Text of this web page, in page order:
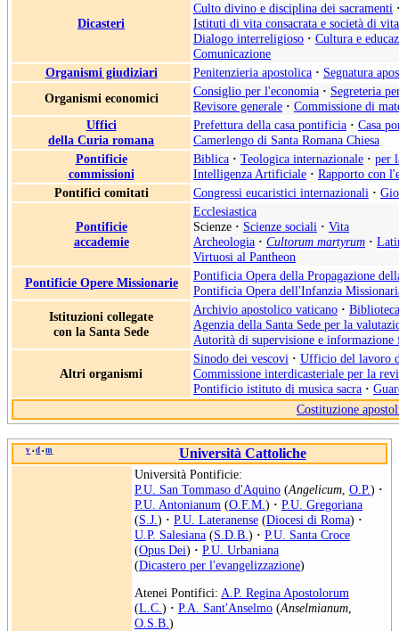
Dicasteri
Culto divino e disciplina dei sacramenti
Istituti di vita consacrata e società di
Dialogo interreligioso · Cultura e
Comunicazione
Organismi giudiziari
Penitenzieria apostolica · Segnatura
Organismi economici
Consiglio per l'economia · Segreteria
Revisore generale · Commissione di
Uffici
della Curia romana
Prefettura della casa pontificia · Casa
Camerlengo di Santa Romana Chiesa
Pontificie
commissioni
Biblica · Teologica internazionale · per
Intelligenza Artificiale · Rapporto con
Pontifici comitati
Congressi eucaristici internazionali ·
Pontificie
accademie
Ecclesiastica
Scienze · Scienze sociali · Vita
Archeologia · Cultorum martyrum ·
Virtuosi al Pantheon
Pontificie Opere Missionarie
Pontificia Opera della Propagazione
Pontificia Opera dell'Infanzia
Istituzioni collegate
con la Santa Sede
Archivio apostolico vaticano ·
Agenzia della Santa Sede per la
Autorità di supervisione e informazione
Altri organismi
Sinodo dei vescovi · Ufficio del lavoro
Commissione interdicasteriale per la
Pontificio istituto di musica sacra ·
Costituzione
v • d • m Università Cattoliche
Università Pontificie:
P.U. San Tommaso d'Aquino (Angelicum O.P.) ·
P.U. Antonianum (O.F.M. ) · P.U. Gregoriana
(S.J. ) · P.U. Lateranense (Diocesi di Roma) ·
U.P. Salesiana (S.D.B. ) · P.U. Santa Croce
(Opus Dei) · P.U. Urbaniana
(Dicastero per l'evangelizzazione)
Atenei Pontifici: A.P. Regina Apostolorum
(L.C. ) · P.A. Sant'Anselmo (Anselmianum
O.S.B. )